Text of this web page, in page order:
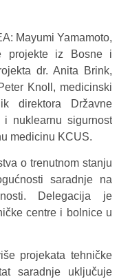
Mayumi Yamamoto,
projekte iz Bosne i
dr. Anita Brink,
Knoll, medicinski
direktora Državne
nuklearnu sigurnost
medicinu KCUS.
o trenutnom stanju
saradnje na
Delegacija je
centre i bolnice u
projekata tehničke
saradnje uključuje